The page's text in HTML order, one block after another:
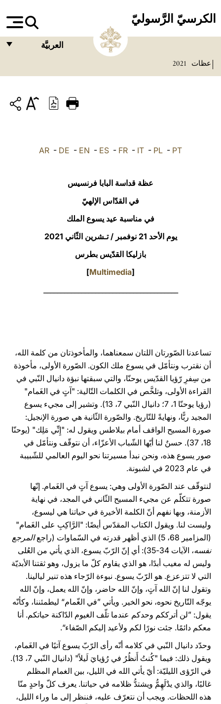
الكرسيّ الرَّسوليّ
العربيَّة
ITALIANO
LATINE
عظات 2021
AR - DE - EN - ES - FR - IT - PL - PT
عظة قداسة البابا فرنسيس
في القدّاس الإلهيّ
في مناسبة عيد يسوع الملك
يوم الأحد 21 نوفمبر / تـشرين الثّاني 2021
بازليكا القدّيس بطرس
[
Multimedia
]
تساعدنا الصّورتان اللتان سمعناهما، والمأخوذتان من كلمة الله،
أن نقترب ونتأمّل في يسوع ملك الكون. الصّورة الأولى، مأخوذة
من سِفرِ رّؤيا القدّيس يوحنّا، والتي سبقتها نبؤة دانيال النّبي في
القراءة الأولى، وتلخَّص في الكلمات التّالية: "آتٍ في الغَمام"
(رؤيا يوحنّا 1، 7؛ دانيال النّبي 7، 13). وتشير إلى مجيء يسوع
المجيد ربًّا، ونهايةً للتّاريخ. والصّورة الثّانية هي صورة الإنجيل:
صورة المسيح الواقف أمام بيلاطس ويقول له: "إِنِّي مَلِك" (يوحنّا
18، 37). حسنٌ لنا أيّها الشّباب الأعزّاء، أن نتوقّف ونتأمّل في
صور يسوع هذه، ونحن نبدأ مسيرتنا نحو اليوم العالمي للشّبيبة
في عام 2023 في لشبونة.
لنتوقّف عند الصّورة الأولى وهي: يسوع آتٍ في الغَمام. إنّها
صورة تتكلّم عن مجيء المسيح الثّاني في المجد، في نهاية
الأزمنة، وبها نفهم أنّ الكلمة الأخيرة في حياتنا هي ليسوع،
وليست لنا. ويقول الكتاب المقدّس أيضًا: "الرَّاكِبِ على الغَمام"
(المزامير 68، 5) الذي أظهر قدرته في السّماوات (راجع
المرجع
نفسه
، الآيات 34-35): أي إنّ الرّبّ يسوع، الذي يأتي من العُلى
وليس له مغيب أبدًا، هو الذي يقاوم كلّ ما يزول، وهو ثقتنا الأبديّة
التي لا تتزعزع. هو الرّبّ يسوع. نبوءة الرّجاء هذه تنير ليالينا.
وتقول لنا إنّ الله آتٍ، وإنّ الله حاضر، وإنّ الله يعمل، وإنّ الله
يوجّه التّاريخ نحوه، نحو الخير. ويأتي ”في الغّمام“ ليطمئننا، وكأنّه
يقول: ”لن أترككم وحدكم عندما تلّف الغيوم الدّاكنة حياتكم. أنا
معكم دائمًا. جئت نورًا لكم ولأعيد إليكم ​الصّفاء“.
وحدّد دانيال النّبي في كلامه أنّه رأى الرّبّ يسوع آتيًا في الغَمام،
ويقول ذلك: فيما "كُنتُ أَنظُرُ في رُؤيايَ لَيلاً" (دانيال النّبي 7، 13).
في الرّؤى الليليّة: أيّ يأتي الله في الليل، بين الغمام المظلم
غالبًا، والذي يدْلَهِمُّ ويشتدُّ ظلامه في حياتنا. يعرف كلّ واحدٍ منّا
هذه اللحظات. ويجب أن نتعرّف عليه، فننظر إلى ما وراء الليل،